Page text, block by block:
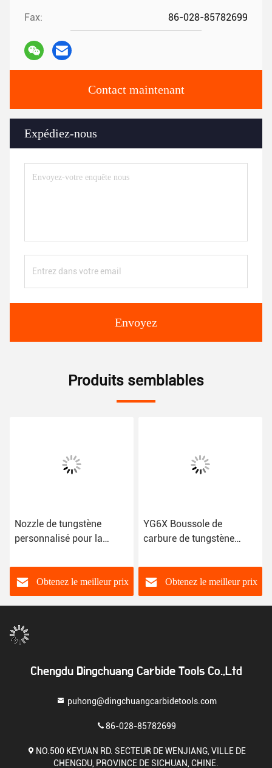
Fax: 86-028-85782699
Contact maintenant
Expédiez-nous
Envoyez
Produits semblables
Nozzle de tungstène
personnalisé pour la
Obtenez le meilleur prix
YG6X Boussole de
carbure de tungstène
Boussole de carbure
résistant aux chocs
Obtenez le meilleur prix
Chengdu Dingchuang Carbide Tools Co.,Ltd
puhong@dingchuangcarbidetools.com
86-028-85782699
NO.500 KEYUAN RD. SECTEUR DE WENJIANG, VILLE DE
CHENGDU, PROVINCE DE SICHUAN, CHINE.